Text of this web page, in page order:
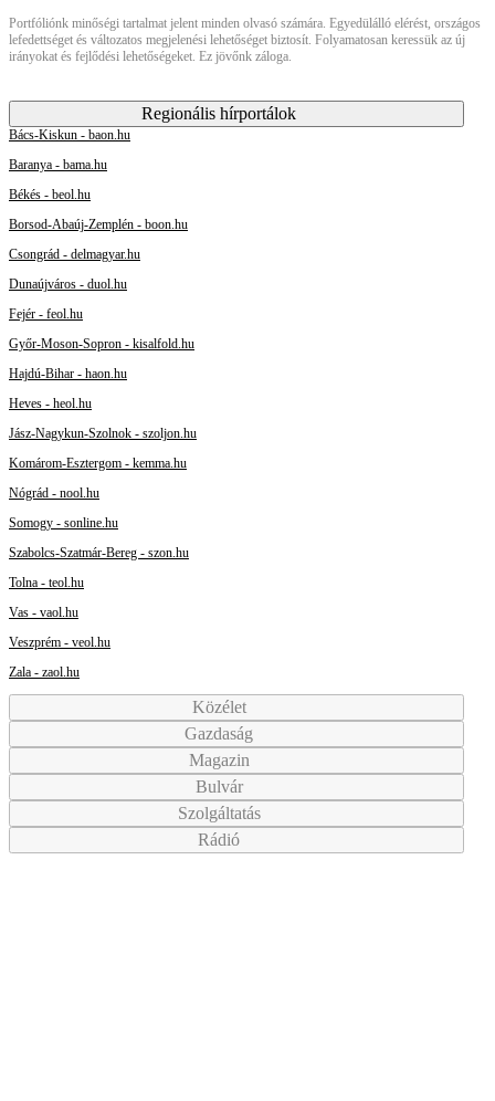
Portfóliónk minőségi tartalmat jelent minden olvasó számára. Egyedülálló elérést, országos
lefedettséget és változatos megjelenési lehetőséget biztosít. Folyamatosan keressük az új
irányokat és fejlődési lehetőségeket. Ez jövőnk záloga.
Regionális hírportálok
Bács-Kiskun - baon.hu
Baranya - bama.hu
Békés - beol.hu
Borsod-Abaúj-Zemplén - boon.hu
Csongrád - delmagyar.hu
Dunaújváros - duol.hu
Fejér - feol.hu
Győr-Moson-Sopron - kisalfold.hu
Hajdú-Bihar - haon.hu
Heves - heol.hu
Jász-Nagykun-Szolnok - szoljon.hu
Komárom-Esztergom - kemma.hu
Nógrád - nool.hu
Somogy - sonline.hu
Szabolcs-Szatmár-Bereg - szon.hu
Tolna - teol.hu
Vas - vaol.hu
Veszprém - veol.hu
Zala - zaol.hu
Közélet
Gazdaság
Magazin
Bulvár
Szolgáltatás
Rádió